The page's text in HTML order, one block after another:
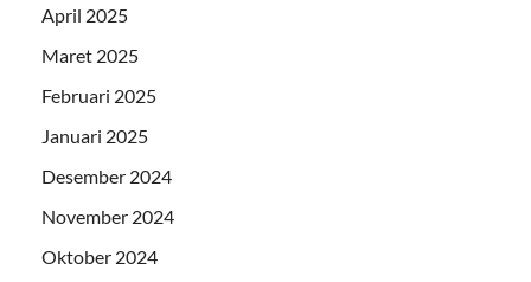
April 2025
Maret 2025
Februari 2025
Januari 2025
Desember 2024
November 2024
Oktober 2024